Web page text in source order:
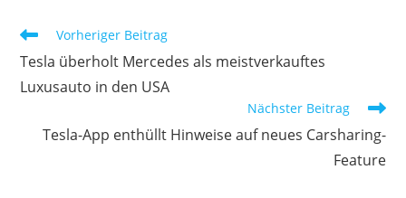
Vorheriger Beitrag
Tesla überholt Mercedes als meistverkauftes
Luxusauto in den USA
Nächster Beitrag
Tesla-App enthüllt Hinweise auf neues Carsharing-
Feature